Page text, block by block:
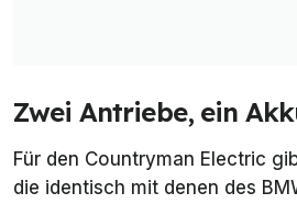
Zwei Antriebe, ein
Für den Countryman Electric
die identisch mit denen des